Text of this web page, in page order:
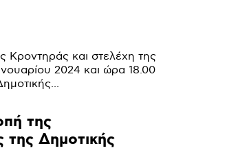
και στελέχη της
2024 και ώρα 18.00
της
της Δημοτικής